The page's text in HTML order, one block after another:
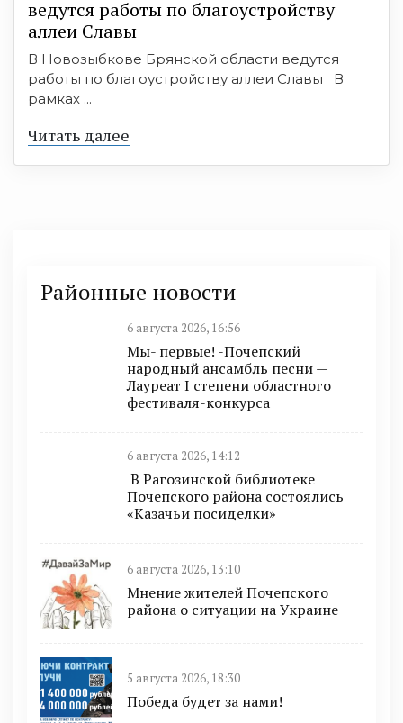
ведутся работы по благоустройству
аллеи Славы
В Новозыбкове Брянской области ведутся
работы по благоустройству аллеи Славы В
рамках ...
Читать далее
Районные новости
6 августа 2026, 16:56
Мы- первые! -Почепский
народный ансамбль песни —
Лауреат I степени областного
фестиваля-конкурса
6 августа 2026, 14:12
В Рагозинской библиотеке
Почепского района состоялись
«Казачьи посиделки»
6 августа 2026, 13:10
Мнение жителей Почепского
района о ситуации на Украине
5 августа 2026, 18:30
Победа будет за нами!